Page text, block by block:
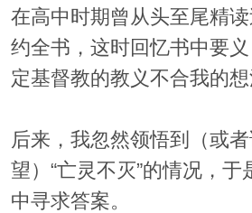
在高中时期曾从头至尾精
约全书，这时回忆书中要
定基督教的教义不合我的想
后来，我忽然领悟到（或
望）“亡灵不灭”的情况，于
中寻求答案。